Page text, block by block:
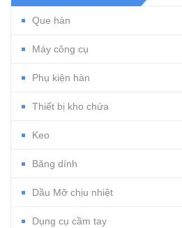
Que hàn
Máy công cụ
Phụ kiện hàn
Thiết bị kho chứa
Keo
Băng dính
Dầu Mỡ chịu nhiệt
Dụng cụ cầm tay